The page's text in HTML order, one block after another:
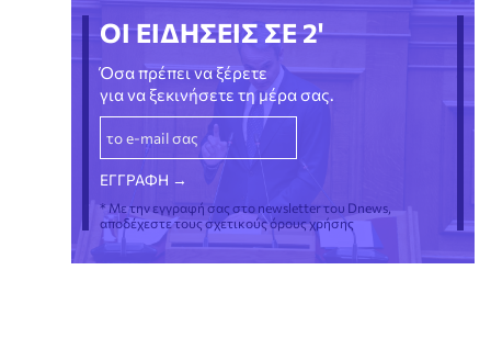
ΟΙ ΕΙΔΗΣΕΙΣ ΣΕ 2'
Όσα πρέπει να ξέρετε
για να ξεκινήσετε τη μέρα σας.
* Με την εγγραφή σας στο newsletter του Dnews,
αποδέχεστε τους σχετικούς όρους χρήσης